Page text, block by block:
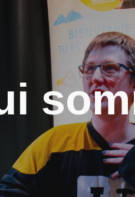
Skip to main content